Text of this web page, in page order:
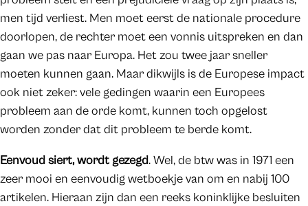
men tijd verliest. Men moet eerst de nationale procedure
doorlopen, de rechter moet een vonnis uitspreken en dan
gaan we pas naar Europa. Het zou twee jaar sneller
moeten kunnen gaan. Maar dikwijls is de Europese impact
ook niet zeker: vele gedingen waarin een Europees
probleem aan de orde komt, kunnen toch opgelost
worden zonder dat dit probleem te berde komt.
Eenvoud siert, wordt gezegd. Wel, de btw was in 1971 een
zeer mooi en eenvoudig wetboekje van om en nabij 100
artikelen. Hieraan zijn dan een reeks koninklijke besluiten